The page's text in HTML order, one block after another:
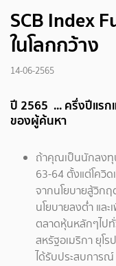
SCB Index
ในโลกกว้าง
14-06-2565
ปี 2565 ... ครึ่งปีแรก
ของผู้ค้นหา
ถ้าคุณเป็นนักลงทุ
63-64 ตั้งแต่โควิ
จากนโยบายสู้วิก
นโยบายลงต่ำ แล
ตลาดหุ้นหลักๆไปทั่
สหรัฐอเมริกา ยุโ
ได้รับประสบการ